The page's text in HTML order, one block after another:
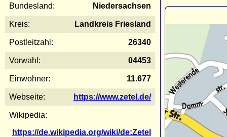
Bundesland: Niedersachsen
Kreis: Landkreis Friesland
Postleitzahl: 26340
Vorwahl: 04453
Einwohner: 11.677
Webseite: https://www.zetel.de/
Wikipedia:
https://de.wikipedia.org/wiki/de:Zetel